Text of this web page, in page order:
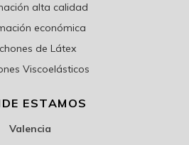
alta calidad
económica
de Látex
Viscoelásticos
ESTAMOS
Valencia